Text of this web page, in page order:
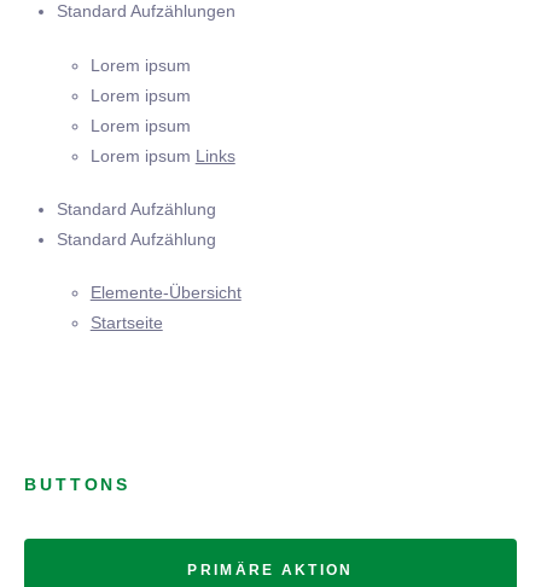
Standard Aufzählungen
Lorem ipsum
Lorem ipsum
Lorem ipsum
Lorem ipsum Links
Standard Aufzählung
Standard Aufzählung
Elemente-Übersicht
Startseite
BUTTONS
PRIMÄRE AKTION